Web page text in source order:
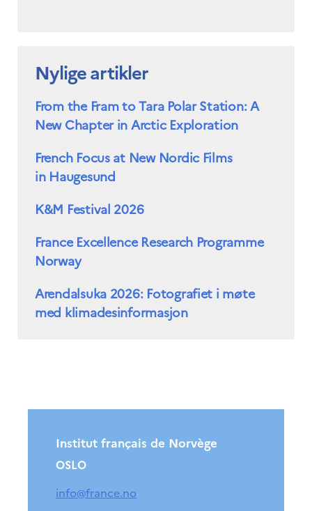
Nylige artikler
From the Fram to Tara Polar Station: A
New Chapter in Arctic Exploration
French Focus at New Nordic Films
in Haugesund
K&M Festival 2026
France Excellence Research Programme
Norway
Arendalsuka 2026: Fotografiet i møte
med klimadesinformasjon
Institut français de Norvège
OSLO
info@france.no